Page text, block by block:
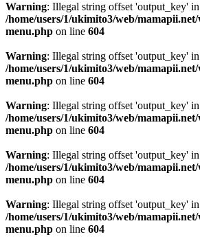
Warning: Illegal string offset 'output_key' in
/home/users/1/ukimito3/web/
menu.php on line 604
Warning: Illegal string offset 'output_key' in
/home/users/1/ukimito3/web/
menu.php on line 604
Warning: Illegal string offset 'output_key' in
/home/users/1/ukimito3/web/
menu.php on line 604
Warning: Illegal string offset 'output_key' in
/home/users/1/ukimito3/web/
menu.php on line 604
Warning: Illegal string offset 'output_key' in
/home/users/1/ukimito3/web/
menu.php on line 604